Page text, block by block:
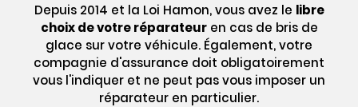
Depuis 2014 et la Loi Hamon, vous avez le libre
choix de votre réparateuren cas de bris de
glace sur votre véhicule. Également, votre
compagnie d'assurance doit obligatoirement
vous l'indiquer et ne peut pas vous imposer un
réparateur en particulier.